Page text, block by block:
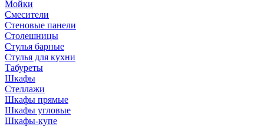
Мойки
Смесители
Стеновые панели
Столешницы
Стулья барные
Стулья для кухни
Табуреты
Шкафы
Стеллажи
Шкафы прямые
Шкафы угловые
Шкафы-купе